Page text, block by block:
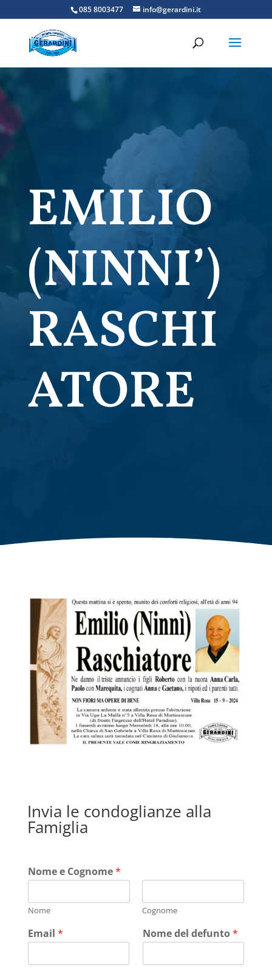
085 8003477 info@gerardini.it
EMILIO
(NINNI’)
RASCHI
ATORE
Invia le condoglianze alla
Famiglia
Nome e Cognome*
Nome Cognome
Email * Nome del defunto*